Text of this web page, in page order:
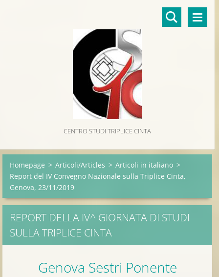
CENTRO STUDI TRIPLICE CINTA
Homepage > Articoli/Articles > Articoli in italiano >
Report del IV Convegno Nazionale sulla Triplice Cinta,
Genova, 23/11/2019
REPORT DELLA IV^ GIORNATA DI STUDI
SULLA TRIPLICE CINTA
Genova Sestri Ponente